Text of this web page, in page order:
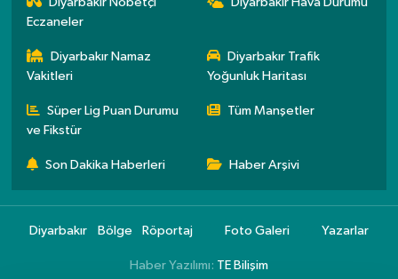
Eczaneler
Diyarbakır Namaz
Vakitleri
Diyarbakır Trafik
Yoğunluk Haritası
Süper Lig Puan Durumu
ve Fikstür
Tüm Manşetler
Son Dakika Haberleri Haber Arşivi
Diyarbakır Bölge Röportaj Foto Galeri Yazarlar
Haber Yazılımı: TE Bilişim